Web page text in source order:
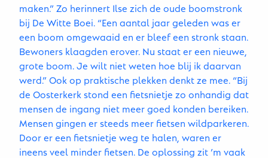
maken.” Zo herinnert Ilse zich de oude boomstronk
bij De Witte Boei. “Een aantal jaar geleden was er
een boom omgewaaid en er bleef een stronk staan.
Bewoners klaagden erover. Nu staat er een nieuwe,
grote boom. Je wilt niet weten hoe blij ik daarvan
werd.” Ook op praktische plekken denkt ze mee. “Bij
de Oosterkerk stond een fietsnietje zo onhandig dat
mensen de ingang niet meer goed konden bereiken.
Mensen gingen er steeds meer fietsen wildparkeren.
Door er een fietsnietje weg te halen, waren er
ineens veel minder fietsen. De oplossing zit ’m vaak